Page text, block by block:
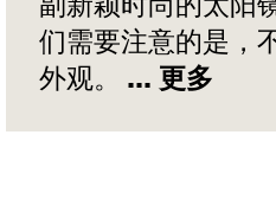
们需要注意的是，
外观。
... 更多